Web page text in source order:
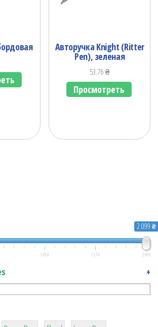
Авторучка Knight (Ritter
Pen), зеленая
53.76₴
Просмотреть
2 099 ₴
1 050 1 574 2 099
+
1 2 2